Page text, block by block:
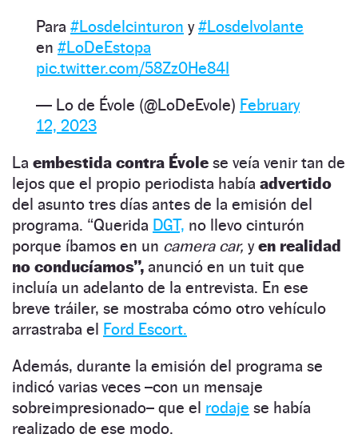
Para #Losdelcinturon y#Losdelvolante
en #LoDeEstopa
pic.twitter.com/58Zz0He84I
— Lo de Évole (@LoDeEvole) February
12, 2023
La embestida contra Évole se veía venir tan de
lejos que el propio periodista había advertido
del asunto tres días antes de la emisión del
programa. “Querida DGT, no llevo cinturón
porque íbamos en un camera car, yen realidad
no conducíamos”, anunció en un tuit que
incluía un adelanto de la entrevista. En ese
breve tráiler, se mostraba cómo otro vehículo
arrastraba el Ford Escort.
Además, durante la emisión del programa se
indicó varias veces –con un mensaje
sobreimpresionado– que el rodaje se había
realizado de ese modo.